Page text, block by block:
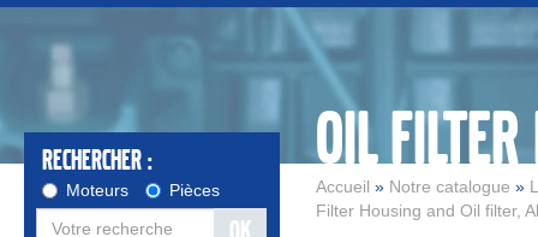
Accueil » Notre catalogue »
Filter Housing and Oil filter,
Rechercher :
Moteurs Pièces